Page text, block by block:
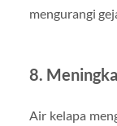
mengurangi
8.
Air kelapa